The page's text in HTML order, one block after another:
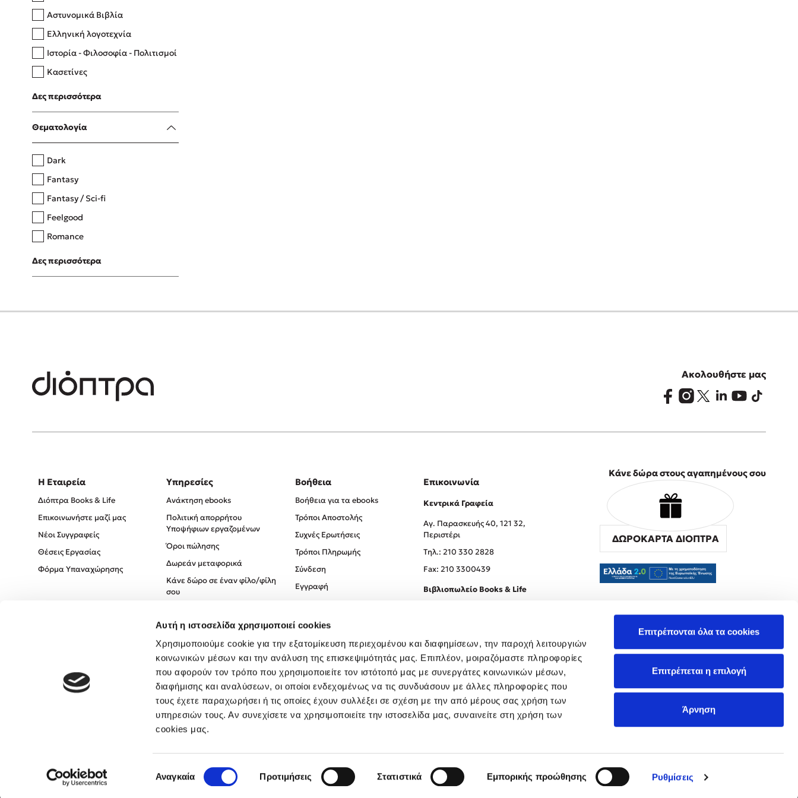
Αυτή η ιστοσελίδα χρησιμοποιεί cookies
Χρησιμοποιούμε cookie για την εξατομίκευση περιεχομένου και διαφημίσεων, την παροχή λειτουργιών
κοινωνικών μέσων και την ανάλυση της επισκεψιμότητάς μας. Επιπλέον, μοιραζόμαστε πληροφορίες
που αφορούν τον τρόπο που χρησιμοποιείτε τον ιστότοπό μας με συνεργάτες κοινωνικών μέσων,
διαφήμισης και αναλύσεων, οι οποίοι ενδεχομένως να τις συνδυάσουν με άλλες πληροφορίες που
τους έχετε παραχωρήσει ή τις οποίες έχουν συλλέξει σε σχέση με την από μέρους σας χρήση των
υπηρεσιών τους. Αν συνεχίσετε να χρησιμοποιείτε την ιστοσελίδα μας, συναινείτε στη χρήση των
cookies μας.
συγκατάθεσης
Αναγκαία Προτιμήσεις Στατιστικά Εμπορικής προώθησης Ρυθμίσεις
Επιτρέπονται όλα τα cookies
Επιτρέπεται η επιλογή
Άρνηση
Δανάη Δεληγεώργη
Πάνω, κάτω, μπροστά, πίσω
Η μέθοδος Αφήστε τους
Αστυνομικά Βιβλία
Ελληνική λογοτεχνία
Ιστορία - Φιλοσοφία - Πολιτισμοί
Κασετίνες
Λευκώματα - Έγχρωμοι οδηγοί
Μαγειρική
Δες περισσότερα
Θεματολογία
Dark
Fantasy
Fantasy / Sci-fi
Feelgood
Romance
Upmarket
Young Adult
Δες περισσότερα
Ακολουθήστε μας
Η Εταιρεία
Διόπτρα Books & Life
Επικοινωνήστε μαζί μας
Νέοι Συγγραφείς
Θέσεις Εργασίας
Φόρμα Υπαναχώρησης
Υπηρεσίες
Ανάκτηση ebooks
Πολιτική απορρήτου
Υποψήφιων εργαζομένων
Όροι πώλησης
Δωρεάν μεταφορικά
Κάνε δώρο σε έναν φίλο/φίλη
σου
Πολιτική Απορρήτου
Όροι χρήσης
Βοήθεια
Βοήθεια για τα ebooks
Τρόποι Αποστολής
Συχνές Ερωτήσεις
Τρόποι Πληρωμής
Σύνδεση
Εγγραφή
Επικοινωνία
Κεντρικά Γραφεία
Αγ. Παρασκευής 40, 121 32,
Περιστέρι
Tηλ.: 210 330 2828
Fax: 210 3300439
Βιβλιοπωλείο Books & Life
Κάνε δώρα στους αγαπημένους σου
ΔΩΡΟΚΑΡΤΑ ΔΙΟΠΤΡΑ
Created by Powered by